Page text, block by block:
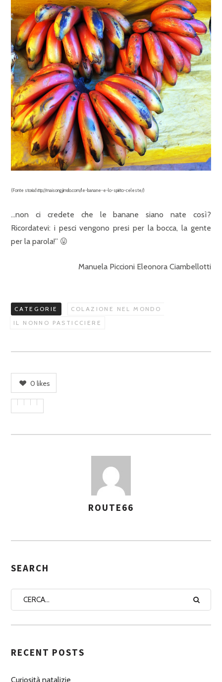
(Fonte storia:http://maisong.jimdo.com/le-banane-e-lo-spirito-celeste/)
…non ci credete che le banane siano nate così?
Ricordatevi: i pesci vengono presi per la bocca, la gente
per la parola!” 😛
Manuela Piccioni Eleonora Ciambellotti
CATEGORIE
COLAZIONE NEL MONDO
IL NONNO PASTICCIERE
0 likes
S
G
A
U
O
ROUTE66
SEARCH
RECENT POSTS
Curiosità natalizie